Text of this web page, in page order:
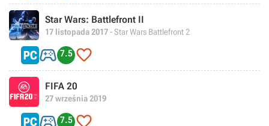
Star Wars: Battlefront II
17 listopada 2017- Star Wars Battlefront 2
 7.5 
FIFA 20
27 września 2019
7.5